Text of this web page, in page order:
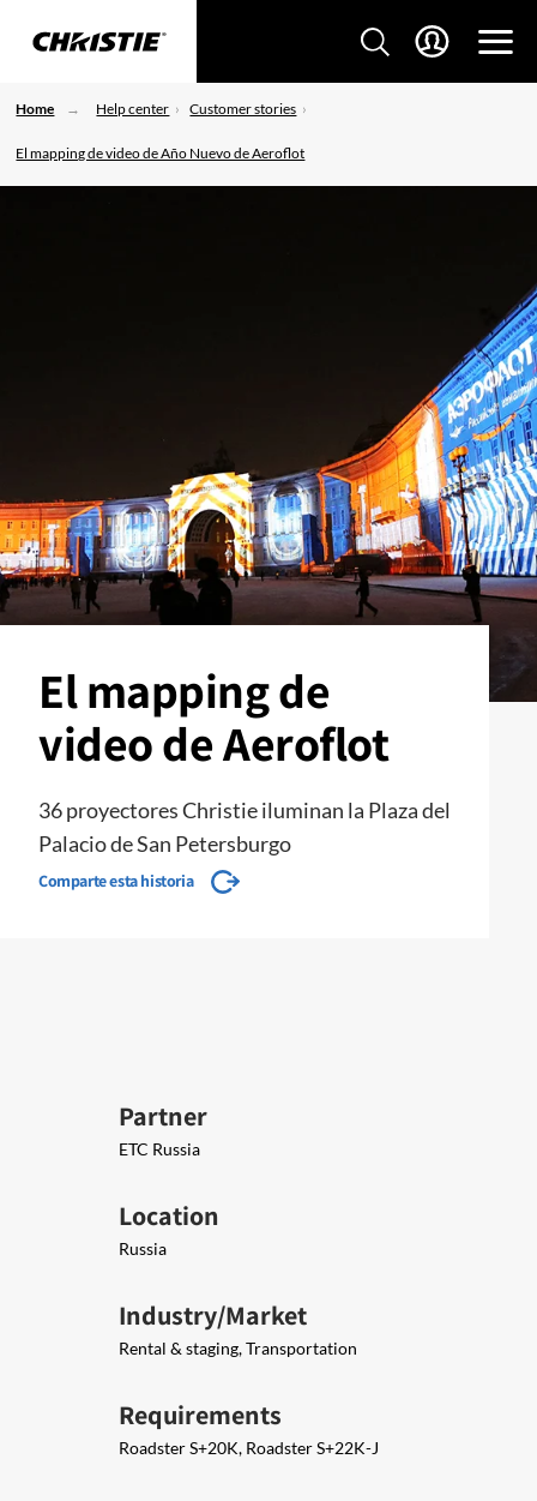
Home Help center Customer stories
El mapping de video de Año Nuevo de Aeroflot
El mapping de
video de Aeroflot
36 proyectores Christie iluminan la Plaza del
Palacio de San Petersburgo
Comparte esta historia
Partner
ETC Russia
Location
Russia
Industry/Market
Rental & staging, Transportation
Requirements
Roadster S+20K, Roadster S+22K-J